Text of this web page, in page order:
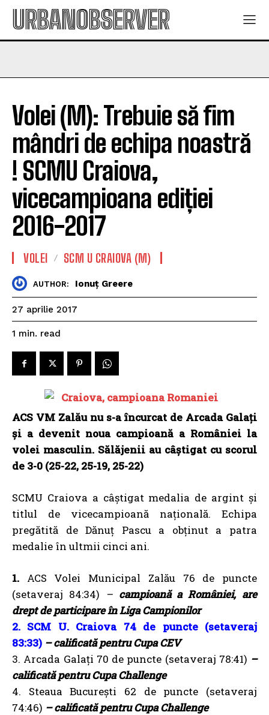
URBANOBSERVER
Volei (M): Trebuie să fim
mândri de echipa noastră
! SCMU Craiova,
vicecampioana ediției
2016-2017
VOLEI SCM U CRAIOVA (M)
AUTHOR: Ionuț Greere
27 aprilie 2017
1 min. read
ACS VM Zalău nu s-a încurcat de Arcada Galați
și a devenit noua campioană a României la
volei masculin. Sălăjenii au câștigat cu scorul
de 3-0 (25-22, 25-19, 25-22)
SCMU Craiova a câștigat medalia de argint și
titlul de vicecampioană națională. Echipa
pregătită de Dănuț Pascu a obținut a patra
medalie în ultmii cinci ani.
1. ACS Volei Municipal Zalău 76 de puncte
(setaveraj 84:34) –campioană a României, are
drept de participare în Liga Campionilor
2. SCM U. Craiova 74 de puncte (setaveraj
83:33) – calificată pentru Cupa CEV
3. Arcada Galați 70 de puncte (setaveraj 78:41) –
calificată pentru Cupa Challenge
4. Steaua București 62 de puncte (setaveraj
74:46) – calificată pentru Cupa Challenge